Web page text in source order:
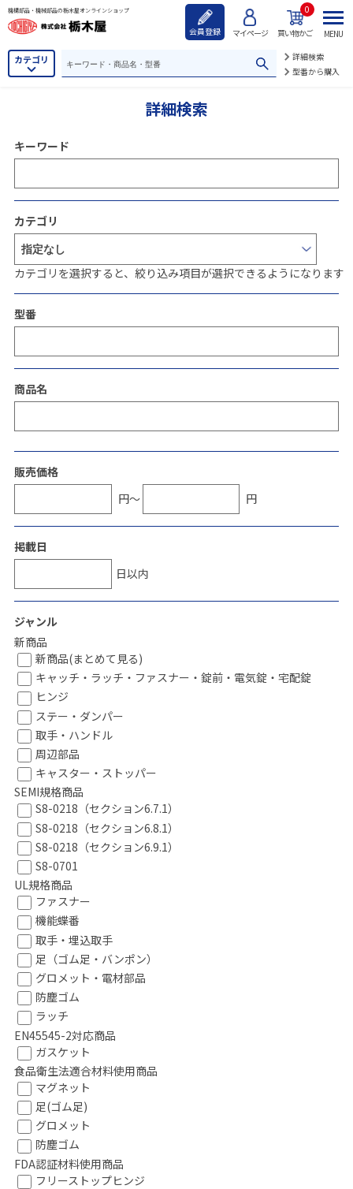
機構部品・機械部品の栃木屋オンラインショップ
会員登録 マイページ 買い物かご
0
カテゴリ
詳細検索
型番から購入
MENU
詳細検索
キーワード
カテゴリ
カテゴリを選択すると、絞り込み項目が選択できるようになります
型番
商品名
販売価格
円～
円
掲載日
日以内
ジャンル
新商品
新商品(まとめて見る)
キャッチ・ラッチ・ファスナー・錠前・電気錠・宅配錠
ヒンジ
ステー・ダンパー
取手・ハンドル
周辺部品
キャスター・ストッパー
SEMI規格商品
S8-0218（セクション6.7.1）
S8-0218（セクション6.8.1）
S8-0218（セクション6.9.1）
S8-0701
UL規格商品
ファスナー
機能蝶番
取手・埋込取手
足（ゴム足・バンポン）
グロメット・電材部品
防塵ゴム
ラッチ
EN45545-2対応商品
ガスケット
食品衛生法適合材料使用商品
マグネット
足(ゴム足)
グロメット
防塵ゴム
FDA認証材料使用商品
フリーストップヒンジ